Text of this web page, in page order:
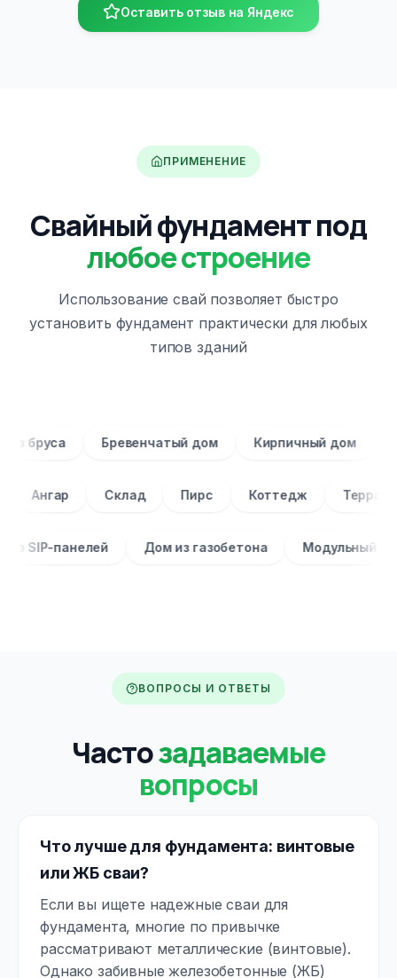
Оставить отзыв на Яндекс
ПРИМЕНЕНИЕ
Свайный фундамент под
любое строение
Использование свай позволяет быстро
установить фундамент практически для любых
типов зданий
Дом из бруса Бревенчатый дом Кирпичный
Склад Пирс Коттедж Терраса
Дом из SIP-панелей Дом из газобетона
ВОПРОСЫ И ОТВЕТЫ
Частозадаваемые
вопросы
Что лучше для фундамента: винтовые
или ЖБ сваи?
Если вы ищете надежные сваи для
фундамента, многие по привычке
рассматривают металлические (винтовые).
Однако забивные железобетонные (ЖБ)